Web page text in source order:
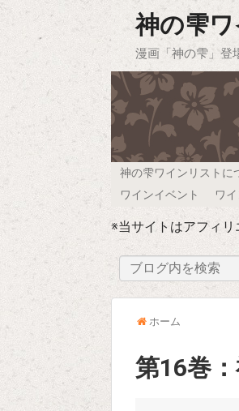
神の雫
漫画「神の雫」
神の雫ワインリストに
ワインイベント
ワ
※当サイトはアフィ
ホーム
第16巻